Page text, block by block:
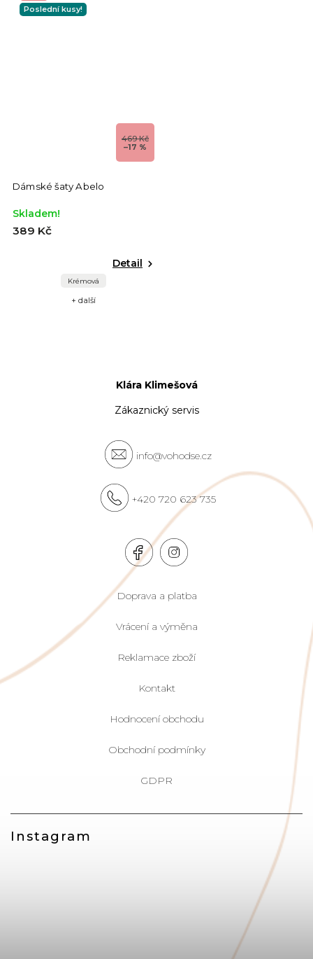
Poslední kusy!
469 Kč
–17 %
Dámské šaty Abelo
Skladem!
389 Kč
Detail
Krémová
+ další
Instagram
Klára Klimešová
Zákaznický servis
info@vohodse.cz
+420 720 623 735
Doprava a platba
Vrácení a výměna
Reklamace zboží
Kontakt
Hodnocení obchodu
Obchodní podmínky
GDPR